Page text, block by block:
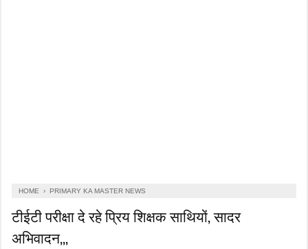
HOME › PRIMARY KA MASTER NEWS
टीईटी परीक्षा दे रहे प्रिय शिक्षक साथियों, सादर
अभिवादन,,,